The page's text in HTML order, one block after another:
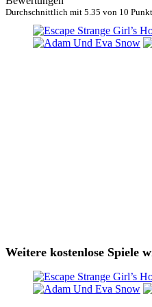
Durchschnittlich mit 5.35 von 10
Weitere kostenlose Spiele